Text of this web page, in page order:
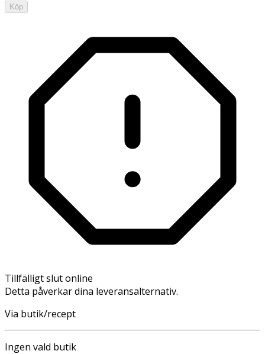
Köp
Tillfälligt slut online
Detta påverkar dina leveransalternativ.
Via butik/recept
Ingen vald butik